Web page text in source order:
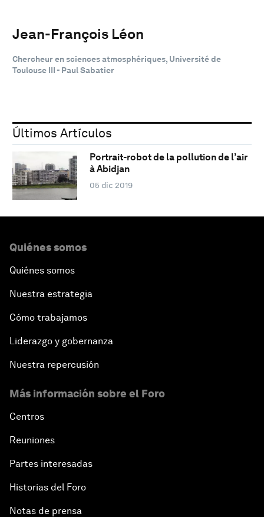
Jean-François Léon
Chercheur en sciences atmosphériques, Université de
Toulouse III - Paul Sabatier
Últimos Artículos
Portrait-robot de la pollution de l’air
à Abidjan
05 dic 2019
Quiénes somos
Quiénes somos
Nuestra estrategia
Cómo trabajamos
Liderazgo y gobernanza
Nuestra repercusión
Más información sobre el Foro
Centros
Reuniones
Partes interesadas
Historias del Foro
Notas de prensa